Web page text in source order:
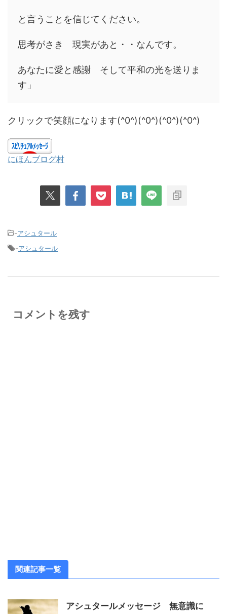
と言うことを信じてください。
思考がさき 現実があと・・なんです。
あなたに愛と感謝 そして平和の光を送りま
す」
クリックで笑顔になります(^0^)(^0^)(^0^)(^0^)
にほんブログ村
-アシュタール
-アシュタール
コメントを残す
関連記事一覧
アシュタールメッセージ 無意識に